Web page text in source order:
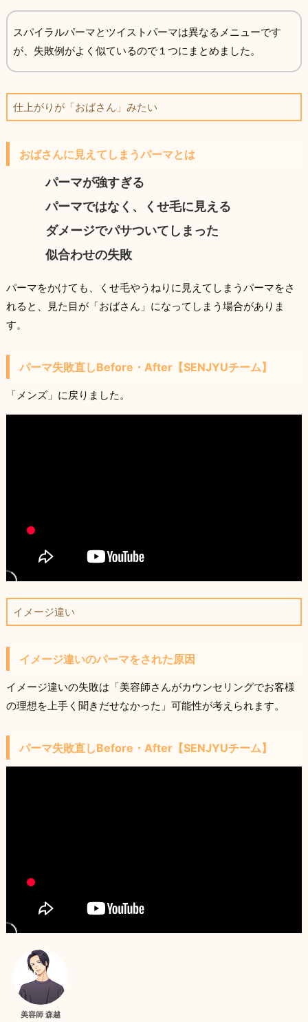
スパイラルパーマとツイストパーマは異なるメニューです
が、失敗例がよく似ているので１つにまとめました。
仕上がりが「おばさん」みたい
おばさんに見えてしまうパーマとは
パーマが強すぎる
パーマではなく、くせ毛に見える
ダメージでパサついてしまった
似合わせの失敗
パーマをかけても、くせ毛やうねりに見えてしまうパーマをさ
れると、見た目が「おばさん」になってしまう場合がありま
す。
パーマ失敗直しBefore・After【SENJYUチーム】
「メンズ」に戻りました。
イメージ違い
イメージ違いのパーマをされた原因
イメージ違いの失敗は「美容師さんがカウンセリングでお客様
の理想を上手く聞きだせなかった」可能性が考えられます。
パーマ失敗直しBefore・After【SENJYUチーム】
美容師 森越